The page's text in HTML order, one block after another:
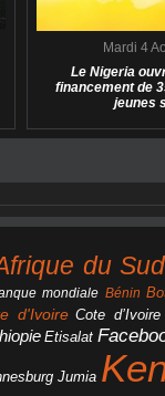
Mardi 4
Le Nigeria
financement de
jeunes
du Sud
mondiale Bénin
d'Ivoire Cote d’Ivoire
Etisalat
Jumia